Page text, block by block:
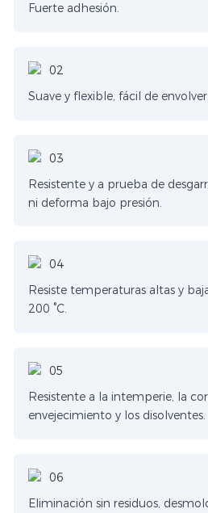
Fuerte adhesión.
Suave y flexible, fácil de
Resistente y a prueba de
ni deforma bajo presión.
Resiste temperaturas altas y
200 °C.
Resistente a la intemperie, la
envejecimiento y los disolventes.
Eliminación sin residuos,